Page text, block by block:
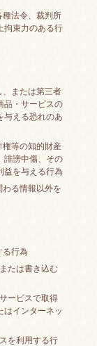
法令、裁判所
拘束力のある行
または第三者
品・サービスの
与える恐れのあ
等の知的財産
誹謗中傷、その
益を与える行為
る情報以外を
る行為
たは書き込む
ービスで取得
はインターネッ
を利用する行